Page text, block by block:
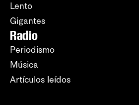
Lento
Gigantes
Radio
Periodismo
Música
Artículos leídos